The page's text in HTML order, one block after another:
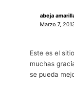
abeja
Marzo 7,
Este es el
muchas
se pueda